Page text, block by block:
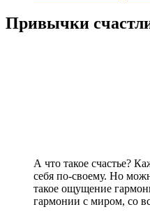
Привычки
А что такое счастье?
себя по-своему. Но
такое ощущение
гармонии с миром, со